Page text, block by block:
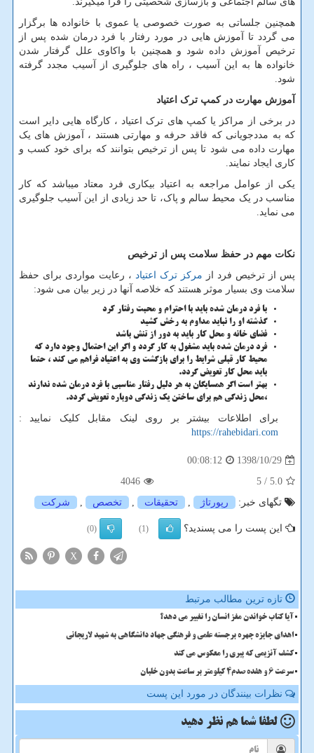
همچنین جلساتی به صورت خصوصی یا عموی با خانواده ها برگزار
می گردد تا آموزش هایی در مورد رفتار با فرد درمان شده پس از
ترخیص آموزش داده شود و همچنین با واکاوی علل گرفتار شدن
خانواده ها به این آسیب ، راه های جلوگیری از آسیب مجدد گرفته
شود.
آموزش مهارت در کمپ ترک اعتیاد
در برخی از مراکز یا کمپ های ترک اعتیاد ، کارگاه هایی دایر است
که به مددجویانی که فاقد حرفه و مهارتی هستند ، آموزش های یک
مهارت داده می شود تا پس از ترخیص بتوانند که برای خود کسب و
کاری ایجاد نمایند.
یکی از عوامل مراجعه به اعتیاد بیکاری فرد معتاد میباشد که کار
مناسب در یک محیط سالم و پاک، تا حد زیادی از این آسیب جلوگیری
می نماید.
نکات مهم در حفظ سلامت پس از ترخیص
پس از ترخیص فرد از مرکز ترک اعتیاد ، رعایت مواردی برای حفظ
سلامت وی بسیار موثر هستند که خلاصه آنها در زیر بیان می شود:
با فرد درمان شده باید با احترام و محبت رفتار کرد
گذشته او را نباید مداوم به رخش کشید
فضای خانه و محل کار باید به دور از تنش باشد
فرد درمان شده باید مشغول به کار گردد و اگر این احتمال وجود دارد که
محیط کار قبلی شرایط را برای بازگشت وی به اعتیاد فراهم می کند ، حتما
باید محل کار تعویض گردد.
بهتر است اگر همسایگان به هر دلیل رفتار مناسبی با فرد درمان شده ندارند
،محل زندگی هم برای ساختن یک زندگی دوباره تعویض گردد.
برای اطلاعات بیشتر بر روی لینک مقابل کلیک نمایید :
https://rahebidari.com
1398/10/29
00:08:12
5.0
/ 5
4046
تگهای خبر:
رپورتاژ , تحقیقات , تخصص , شركت
این پست را می پسندید؟ (1)
(0)
X
تازه ترین مطالب مرتبط
آیا کتاب خواندن مغز انسان را تغییر می دهد؟
اهدای جایزه چهره برجسته علمی و فرهنگی جهاد دانشگاهی به شهید لاریجانی
کشف آنزیمی که پیری را معکوس می کند
سرعت 6 و هفده صدم4 کیلومتر بر ساعت بدون خلبان
نظرات بینندگان در مورد این پست
لطفا شما هم نظر دهید